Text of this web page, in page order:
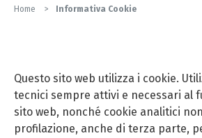
Home Informativa Cookie
Questo sito web utilizza i cookie.
tecnici sempre attivi e necessari al
sito web, nonché cookie analitici
profilazione, anche di terza parte,